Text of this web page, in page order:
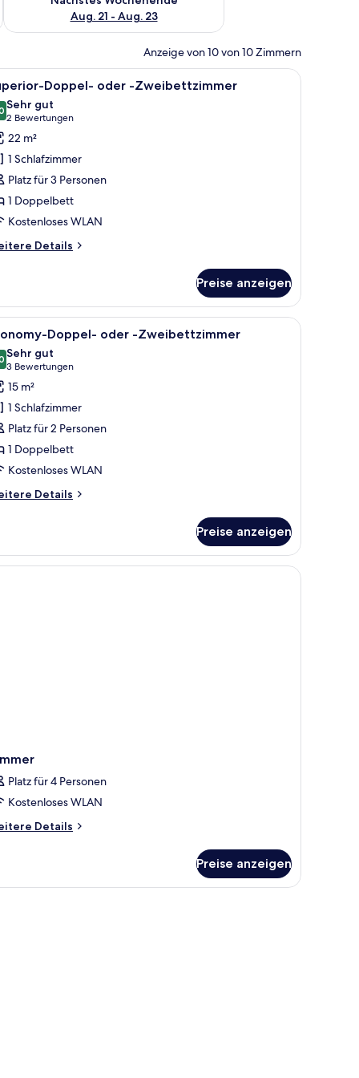
Aug. 21 - Aug. 23
Anzeige von 10 von 10 Zimmern
Telefon, Fenster mit Vorhängen und Blick ins Freie.
Ein Schlafzimmer mit Bett, Nachttisch,
5 Doppel- oder -Zweibettzimmer
von 10
Sehr gut
2 Bewertungen
(2
Bewertungen)
22 m²
1 Schlafzimmer
Platz für 3 Personen
1 Doppelbett
Kostenloses WLAN
Details
Preise anzeigen
großen Fenster mit Vorhängen.
Spiegel und Regalelement.Ein Hotelzimmer mit Bett, Nachttisch und
3 Doppel- oder -Zweibettzimmer
von 10
Sehr gut
3 Bewertungen
(3
Bewertungen)
15 m²
1 Schlafzimmer
Platz für 2 Personen
1 Doppelbett
Kostenloses WLAN
Details
Preise anzeigen
sind ebenfalls vorhanden.
Platz für 4 Personen
Kostenloses WLAN
Details
Preise anzeigen